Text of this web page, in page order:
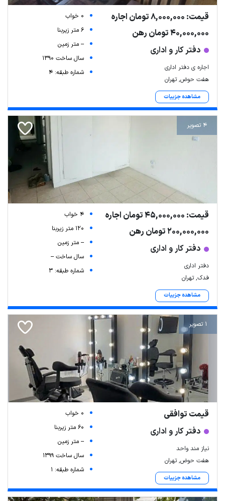
قیمت: 8,000,000 تومان اجاره
40,000,000 تومان رهن
دفتر کار و اداری
اجاره ی دفتر اداری
هفت حوض, تهران
مشاهده جزییات
0 خواب
6 متر زیربنا
-- متر زمین
سال ساخت 1390
شماره طبقه: 4
4 تصویر
قیمت: 45,000,000 تومان اجاره
200,000,000 تومان رهن
دفتر کار و اداری
دفتر اداری
فدک, تهران
مشاهده جزییات
4 خواب
120 متر زیربنا
-- متر زمین
سال ساخت --
شماره طبقه: 3
1 تصویر
قیمت توافقی
دفتر کار و اداری
نیاز مند واحد
هفت حوض, تهران
مشاهده جزییات
0 خواب
60 متر زیربنا
-- متر زمین
سال ساخت 1399
شماره طبقه: 1